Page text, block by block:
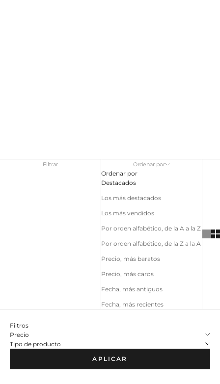
Filtrar Ordenar por
Ordenar por
Destacados
Los más destacados
Los más vendidos
Por orden alfabético, de la A a la Z
Por orden alfabético, de la Z a la A
Precio, más baratos
Precio, más caros
Fecha, más antiguos
Fecha, más recientes
Filtros
Precio
Tipo de producto
APLICAR